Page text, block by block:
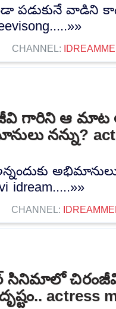
వాడిని
CHANNEL:
గారిని ఆ మాట
నన్ను?
అభిమానులు
idream.....»»
CHANNEL:
సినిమాలో
actress